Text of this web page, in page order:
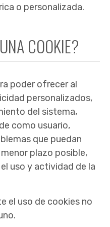
o personalizada.
COOKIE?
poder ofrecer al
personalizados,
del sistema,
como usuario,
que puedan
plazo posible,
uso y actividad de la
el uso de cookies no